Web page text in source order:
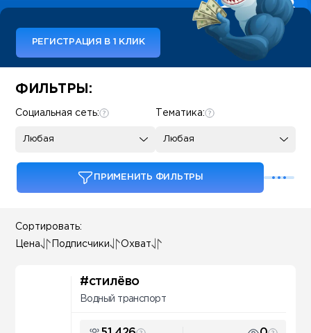
РЕГИСТРАЦИЯ В 1 КЛИК
Some SEO Title
ФИЛЬТРЫ:
Тематика:
Любая
Социальная сеть:
Любая
ПРИМЕНИТЬ ФИЛЬТРЫ
Сортировать:
Цена Подписчики Охват
#стилёво
Водный транспорт